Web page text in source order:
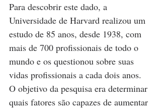
Para descobrir este dado, a
Universidade de Harvard realizou um
estudo de 85 anos, desde 1938, com
mais de 700 profissionais de todo o
mundo e os questionou sobre suas
vidas profissionais a cada dois anos.
O objetivo da pesquisa era determinar
quais fatores são capazes de aumentar